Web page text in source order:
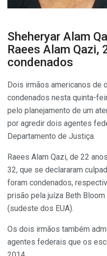
Sheheryar Alam
Raees Alam Qazi,
condenados
Dois irmãos americanos de
condenados nesta quinta-
pelo planejamento de um
por agredir dois agentes
Departamento de Justiça.
Raees Alam Qazi, de 22
32, que se declararam
foram condenados,
prisão pela juíza Beth
(sudeste dos EUA).
Os dois irmãos também
agentes federais que os